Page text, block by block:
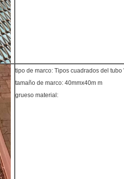
tipo de marco: Tipos cuadrados del tubo
tamaño de marco: 40mmx40m m
grueso material: